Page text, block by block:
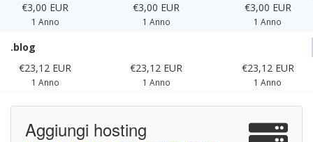
€3,00 EUR
1 Anno
€3,00 EUR
1 Anno
€3,00 EUR
1 Anno
.blog
€23,12 EUR
1 Anno
€23,12 EUR
1 Anno
€23,12 EUR
1 Anno
Aggiungi hosting